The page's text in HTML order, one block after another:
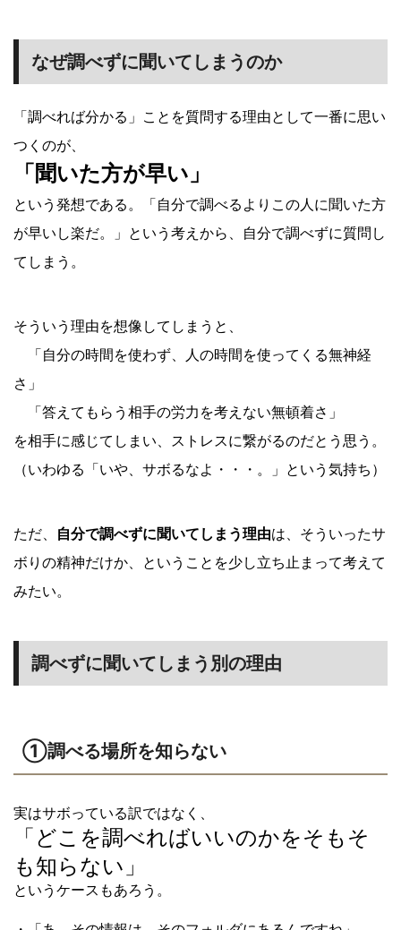
なぜ調べずに聞いてしまうのか
「調べれば分かる」ことを質問する理由として一番に思い
つくのが、
「聞いた方が早い」
という発想である。「自分で調べるよりこの人に聞いた方
が早いし楽だ。」という考えから、自分で調べずに質問し
てしまう。
そういう理由を想像してしまうと、
「自分の時間を使わず、人の時間を使ってくる無神経
さ」
「答えてもらう相手の労力を考えない無頓着さ」
を相手に感じてしまい、ストレスに繋がるのだとう思う。
（いわゆる「いや、サボるなよ・・・。」という気持ち）
ただ、 自分で調べずに聞いてしまう理由は、そういったサ
ボりの精神だけか、ということを少し立ち止まって考えて
みたい。
調べずに聞いてしまう別の理由
①調べる場所を知らない
実はサボっている訳ではなく、
「どこを調べればいいのかをそもそ
も知らない」
というケースもあろう。